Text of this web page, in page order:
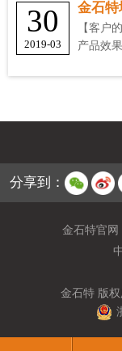
30
2019-03
金石
【客户
产品效
分享到：
金石特官网
金石特 版权